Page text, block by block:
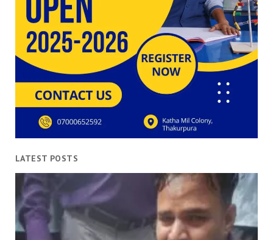
LATEST POSTS